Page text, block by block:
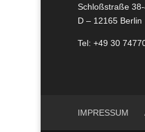
Schloßstraße
D – 12165 Berlin
Tel: +49 30
IMPRESSUM